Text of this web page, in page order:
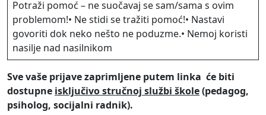
Potraži pomoć – ne suočavaj se sam/sama s ovim
problemom!• Ne stidi se tražiti pomoć!• Nastavi
govoriti dok neko nešto ne poduzme.• Nemoj koristi
nasilje nad nasilnikom
Sve vaše prijave zaprimljene putem linka će biti
dostupne isključivo stručnoj službi škole(pedagog,
psiholog, socijalni radnik).